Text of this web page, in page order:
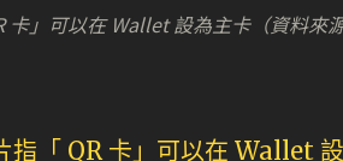
卡」可以在 Wallet 設為主卡（資料來